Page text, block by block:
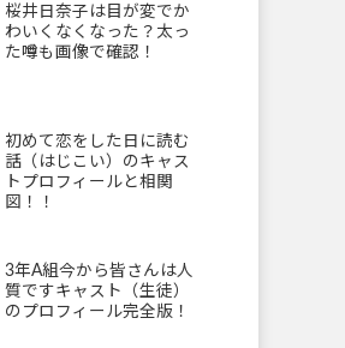
桜井日奈子は目が変でか
わいくなくなった？太っ
た噂も画像で確認！
初めて恋をした日に読む
話（はじこい）のキャス
トプロフィールと相関
図！！
3年A組今から皆さんは人
質ですキャスト（生徒）
のプロフィール完全版！